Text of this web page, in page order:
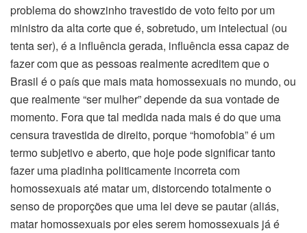
problema do showzinho travestido de voto feito por um
ministro da alta corte que é, sobretudo, um intelectual (ou
tenta ser), é a influência gerada, influência essa capaz de
fazer com que as pessoas realmente acreditem que o
Brasil é o país que mais mata homossexuais no mundo, ou
que realmente “ser mulher” depende da sua vontade de
momento. Fora que tal medida nada mais é do que uma
censura travestida de direito, porque “homofobia” é um
termo subjetivo e aberto, que hoje pode significar tanto
fazer uma piadinha politicamente incorreta com
homossexuais até matar um, distorcendo totalmente o
senso de proporções que uma lei deve se pautar (aliás,
matar homossexuais por eles serem homossexuais já é